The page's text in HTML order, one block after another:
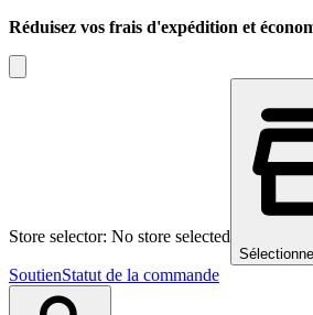
Réduisez vos frais d'expédition et
Store selector: No store selected
SoutienStatut de la commande